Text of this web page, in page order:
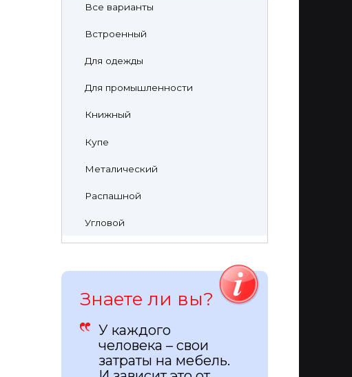
Все варианты
Встроенный
Для одежды
Для промышленности
Книжный
Купе
Металический
Распашной
Угловой
Знаете ли вы?
У каждого
человека – свои
затраты на мебель.